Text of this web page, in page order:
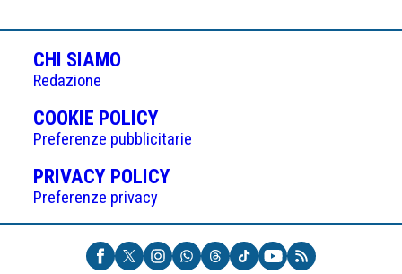
CHI SIAMO
Redazione
COOKIE POLICY(APRE
IN
UNA
NUOVA
Preferenze pubblicitarie
PRIVACY POLICY(APRE
UNA
NUOVA
SCHEDA)
Preferenze privacy